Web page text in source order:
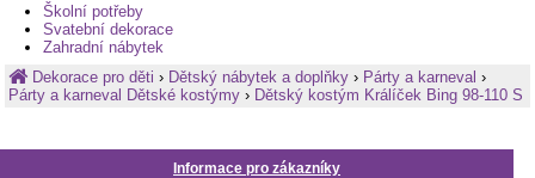
Školní potřeby
Svatební dekorace
Zahradní nábytek
Dekorace pro děti› Dětský nábytek a doplňky › Párty a karneval ›
Párty a karneval Dětské kostýmy › Dětský kostým Králíček Bing 98-110 S
Informace pro zákazníky